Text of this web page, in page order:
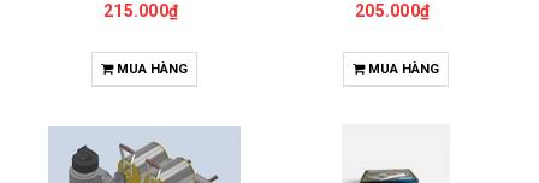
215.000₫
MUA HÀNG
205.000₫
MUA HÀNG